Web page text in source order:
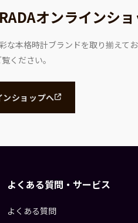
オンラインシ
本格時計ブランドを取り揃えてお
ください。
ンショップへ
よくある質問・サービス
よくある質問